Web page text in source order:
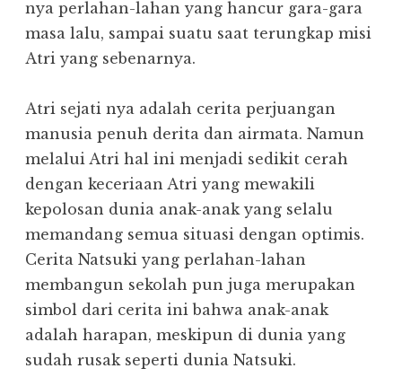
nya perlahan-lahan yang hancur gara-gara
masa lalu, sampai suatu saat terungkap misi
Atri yang sebenarnya.
Atri sejati nya adalah cerita perjuangan
manusia penuh derita dan airmata. Namun
melalui Atri hal ini menjadi sedikit cerah
dengan keceriaan Atri yang mewakili
kepolosan dunia anak-anak yang selalu
memandang semua situasi dengan optimis.
Cerita Natsuki yang perlahan-lahan
membangun sekolah pun juga merupakan
simbol dari cerita ini bahwa anak-anak
adalah harapan, meskipun di dunia yang
sudah rusak seperti dunia Natsuki.